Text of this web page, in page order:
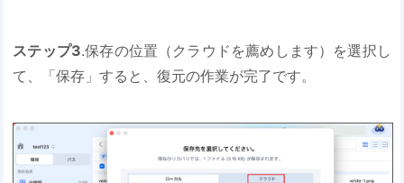
ステップ3.保存の位置（クラウドを薦めします）を選択し
て、「保存」すると、復元の作業が完了です。